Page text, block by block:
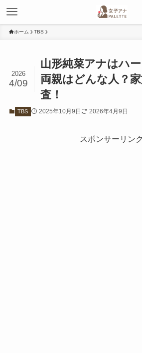
ホーム TBS
山形純菜アナはハ
両親はどんな人？
査！
2026
4/09
TBS 2025年10月9日 2026年4月9日
スポンサーリンク